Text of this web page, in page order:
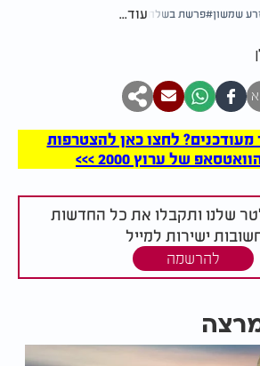
שמשון פרשת בשלח עוד...
א
מעודכנים? לחצו כאן להצטרפות
של ערוץ 2000 >>>
שלנו ותקבלו את כל החדשות
ישירות למייל
להרשמה